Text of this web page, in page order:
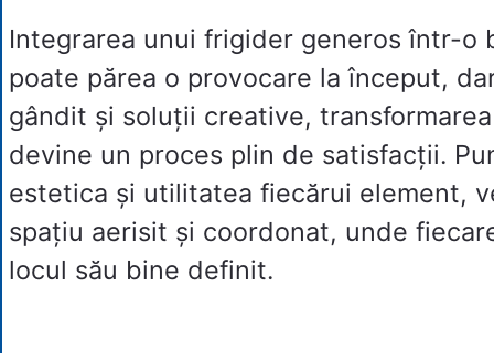
Integrarea unui frigider generos într-o
poate părea o provocare la început,
gândit și soluții creative,
devine un proces plin de satisfacții.
estetica și utilitatea fiecărui element,
spațiu aerisit și coordonat, unde
locul său bine definit.